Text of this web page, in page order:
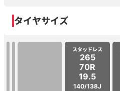
タイヤサイズ
スタッドレス
265
70R
19.5
140/138J